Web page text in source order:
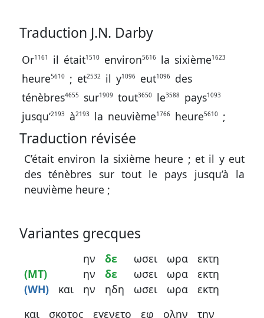
Traduction J.N. Darby
Or1161 il était1510 environ5616 la sixième1623
heure5610 ; et2532 il y1096 eut1096
des
ténèbres4655 sur1909 tout3650 le3588 pays1093
jusqu’2193 à2193 la neuvième1766 heure5610 ;
Traduction révisée
C’était environ la sixième heure ; et il y eut
des ténèbres sur tout le pays jusqu’à la
neuvième heure ;
Variantes grecques
(MT)
(WH)
και
ην
ην
ην
δε
δε
ηδη
ωσει
ωσει
ωσει
ωρα
ωρα
ωρα
εκτη
εκτη
εκτη
και
σκοτος εγενετο εφ ολην την
Nous
contacter
Signaler
une
erreur
Participer
aux
du
site